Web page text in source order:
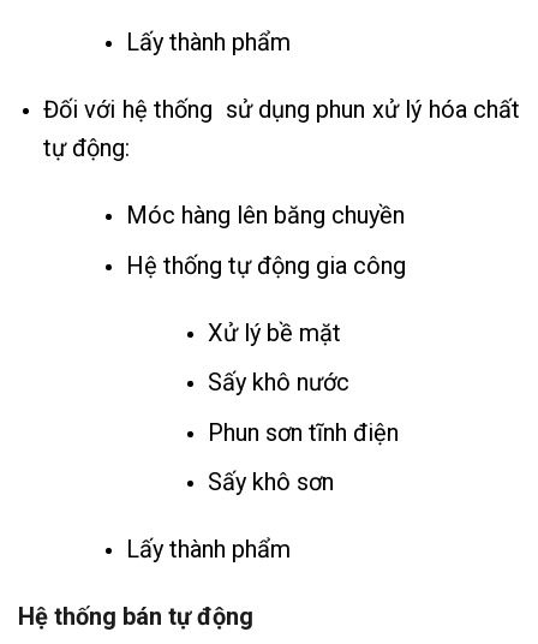
Lấy thành phẩm
Đối với hệ thống sử dụng phun xử lý hóa chất
tự động:
Móc hàng lên băng chuyền
Hệ thống tự động gia công
Xử lý bề mặt
Sấy khô nước
Phun sơn tĩnh điện
Sấy khô sơn
Lấy thành phẩm
Hệ thống bán tự động